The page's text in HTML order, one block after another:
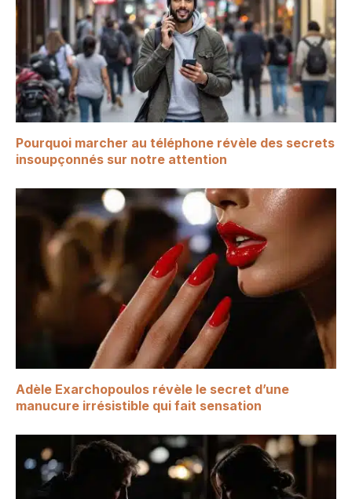
Pourquoi marcher au téléphone révèle des secrets
insoupçonnés sur notre attention
Adèle Exarchopoulos révèle le secret d’une
manucure irrésistible qui fait sensation